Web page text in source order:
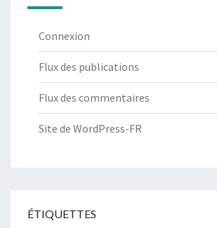
Connexion
Flux des publications
Flux des commentaires
Site de WordPress-FR
ÉTIQUETTES